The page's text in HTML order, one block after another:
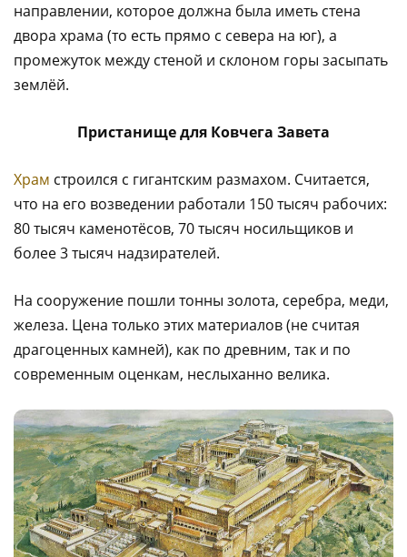
направлении, которое должна была иметь стена
двора храма (то есть прямо с севера на юг), а
промежуток между стеной и склоном горы засыпать
землёй.
Пристанище для Ковчега Завета
Храм строился с гигантским размахом. Считается,
что на его возведении работали 150 тысяч рабочих:
80 тысяч каменотёсов, 70 тысяч носильщиков и
более 3 тысяч надзирателей.
На сооружение пошли тонны золота, серебра, меди,
железа. Цена только этих материалов (не считая
драгоценных камней), как по древним, так и по
современным оценкам, неслыханно велика.